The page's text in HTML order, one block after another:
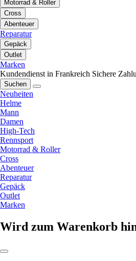
Motorrad & Roller
Cross
Abenteuer
Reparatur
Gepäck
Outlet
Marken
Kundendienst in Frankreich Sichere
Suchen
Neuheiten
Helme
Mann
Damen
High-Tech
Rennsport
Motorrad & Roller
Cross
Abenteuer
Reparatur
Gepäck
Outlet
Marken
Wird zum Warenkorb